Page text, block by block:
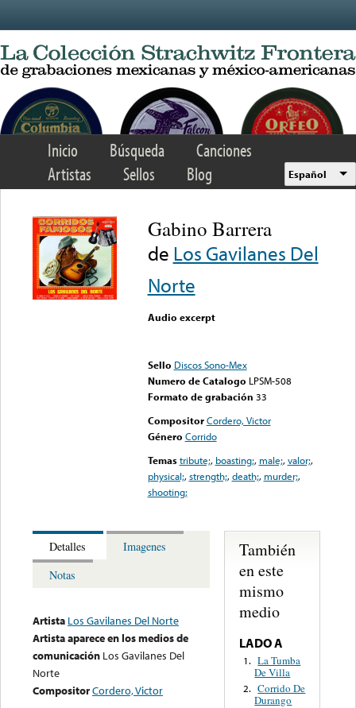
Inicio Búsqueda
Canciones
Artistas
Sellos Blog Español
Gabino Barrera
de Los Gavilanes Del
Norte
Audio excerpt
Sello Discos Sono-Mex
Numero de Catalogo LPSM-508
Formato de grabación 33
Compositor Cordero, Victor
Género Corrido
Temas tribute;, boasting;, male;,valor;,
physical;,strength;,death;, murder;,
shooting;
Detalles
Imagenes
Notas
Artista Los Gavilanes Del Norte
Artista aparece en los medios de
comunicación Los Gavilanes Del
Norte
CompositorCordero, Victor
También
en este
mismo
medio
LADO A
1. La Tumba
De Villa
2. Corrido De
Durango